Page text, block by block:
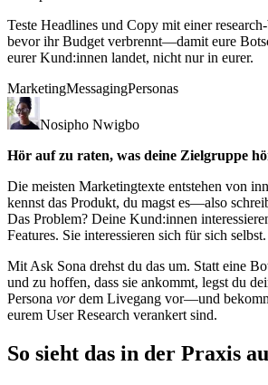
Teste Headlines und Copy mit einer
bevor ihr Budget verbrennt—damit eure
eurer Kund:innen landet, nicht nur in eurer.
MarketingMessagingPersonas
Nosipho Nwigbo
Hör auf zu raten, was deine Zielgruppe
Die meisten Marketingtexte entstehen von
kennst das Produkt, du magst es—also
Das Problem? Deine Kund:innen
Features. Sie interessieren sich für sich selbst.
Mit Ask Sona drehst du das um. Statt eine
und zu hoffen, dass sie ankommt, legst du
Persona vordem Livegang vor—und
eurem User Research verankert sind.
So sieht das in der Praxis